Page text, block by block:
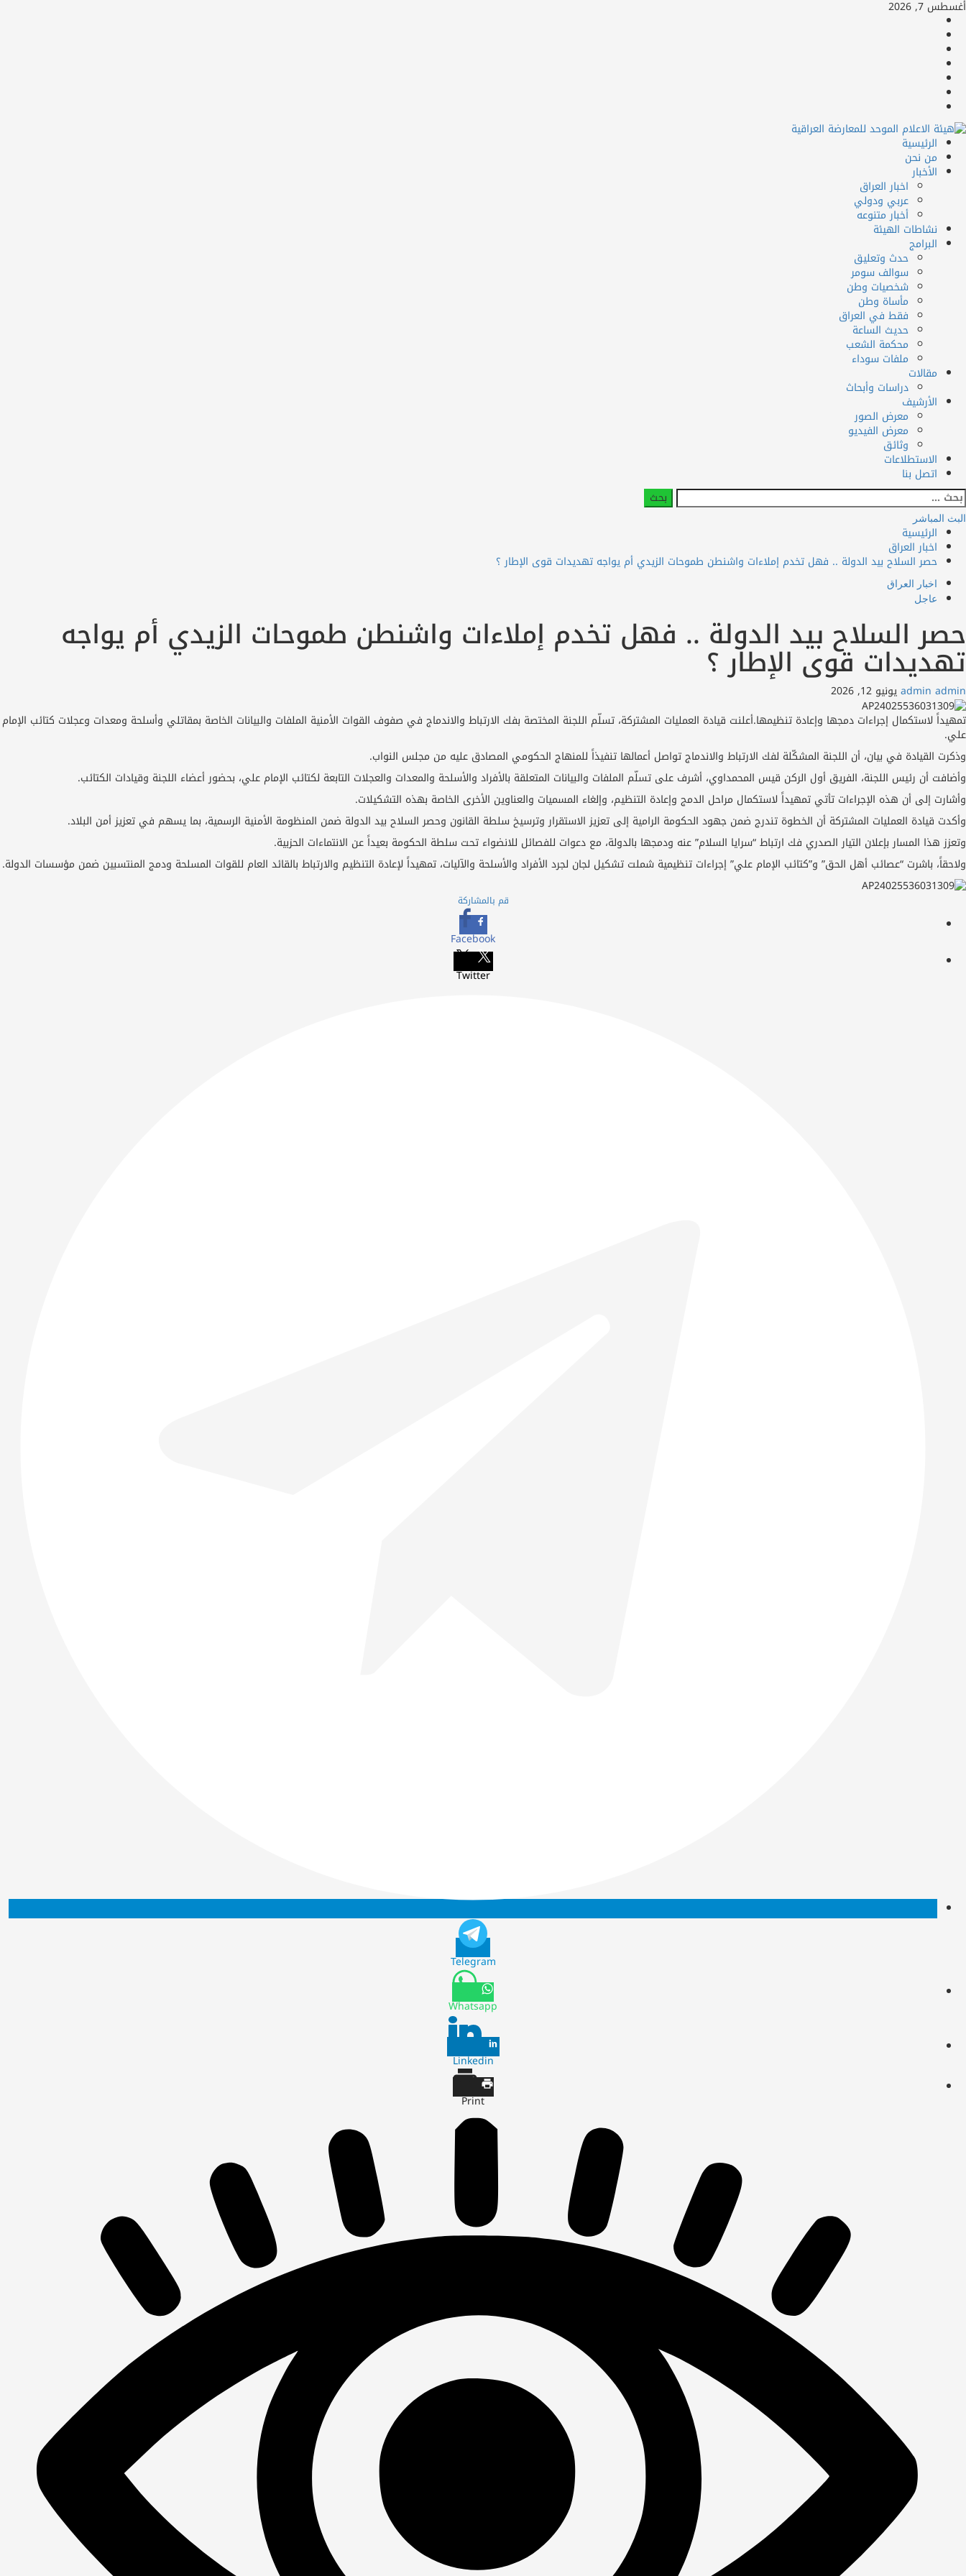
تخطي
المحتوى
أغسطس 7, 2026
القائمة
الرئيسية
الرئيسية
من نحن
الأخبار
اخبار العراق
عربي ودولي
أخبار متنوعه
نشاطات الهيئة
البرامج
حدث وتعليق
سوالف سومر
شخصيات وطن
مأساة وطن
فقط في العراق
حديث الساعة
محكمة الشعب
ملفات سوداء
مقالات
دراسات وأبحاث
الأرشيف
معرض الصور
معرض الفيديو
وثائق
الاستطلاعات
اتصل بنا
البحث
عن:
البث المباشر
الرئيسية
اخبار العراق
حصر السلاح بيد الدولة .. فهل تخدم إملاءات واشنطن طموحات الزيدي أم يواجه تهديدات قوى الإطار ؟
اخبار العراق
عاجل
حصر السلاح بيد الدولة .. فهل تخدم إملاءات واشنطن طموحات الزيدي أم يواجه
تهديدات قوى الإطار ؟
admin adminيونيو 12, 2026
تمهيداً لاستكمال إجراءات دمجها وإعادة تنظيمها.أعلنت قيادة العمليات المشتركة، تسلّم اللجنة المختصة بفك الارتباط والاندماج في صفوف القوات الأمنية الملفات والبيانات الخاصة بمقاتلي وأسلحة ومعدات وعجلات كتائب الإمام
علي.
وذكرت القيادة في بيان، أن اللجنة المشكّلة لفك الارتباط والاندماج تواصل أعمالها تنفيذاً للمنهاج الحكومي المصادق عليه من مجلس النواب.
وأضافت أن رئيس اللجنة، الفريق أول الركن قيس المحمداوي، أشرف على تسلّم الملفات والبيانات المتعلقة بالأفراد والأسلحة والمعدات والعجلات التابعة لكتائب الإمام علي، بحضور أعضاء اللجنة وقيادات الكتائب.
وأشارت إلى أن هذه الإجراءات تأتي تمهيداً لاستكمال مراحل الدمج وإعادة التنظيم، وإلغاء المسميات والعناوين الأخرى الخاصة بهذه التشكيلات.
وأكدت قيادة العمليات المشتركة أن الخطوة تندرج ضمن جهود الحكومة الرامية إلى تعزيز الاستقرار وترسيخ سلطة القانون وحصر السلاح بيد الدولة ضمن المنظومة الأمنية الرسمية، بما يسهم في تعزيز أمن البلاد.
وتعزز هذا المسار بإعلان التيار الصدري فك ارتباط “سرايا السلام” عنه ودمجها بالدولة، مع دعوات للفصائل للانضواء تحت سلطة الحكومة بعيداً عن الانتماءات الحزبية.
ولاحقاً، باشرت “عصائب أهل الحق” و”كتائب الإمام علي” إجراءات تنظيمية شملت تشكيل لجان لجرد الأفراد والأسلحة والآليات، تمهيداً لإعادة التنظيم والارتباط بالقائد العام للقوات المسلحة ودمج المنتسبين ضمن مؤسسات الدولة.
قم بالمشاركة
Facebook
Twitter
Telegram
Whatsapp
Linkedin
Print